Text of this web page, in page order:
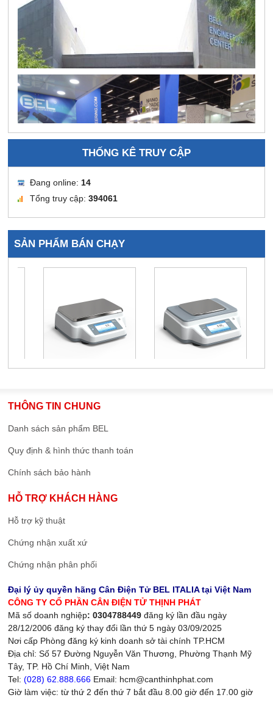
THỐNG KÊ TRUY CẬP
Đang online: 14
Tổng truy cập:394061
SẢN PHẨM BÁN CHẠY
THÔNG TIN CHUNG
Danh sách sản phẩm BEL
Quy định & hình thức thanh toán
Chính sách bảo hành
HỖ TRỢ KHÁCH HÀNG
Hỗ trợ kỹ thuật
Chứng nhận xuất xứ
Chứng nhận phân phối
Đại lý ủy quyền hãng Cân Điện Tử BEL ITALIA tại Việt Nam
CÔNG TY CỔ PHẦN CÂN ĐIỆN TỬ THỊNH PHÁT
Mã số doanh nghiệp: 0304788449 đăng ký lần đầu ngày
28/12/2006 đăng ký thay đổi lần thứ 5 ngày 03/09/2025
Nơi cấp Phòng đăng ký kinh doanh sở tài chính TP.HCM
Địa chỉ: Số 57 Đường Nguyễn Văn Thương, Phường Thạnh Mỹ
Tây, TP. Hồ Chí Minh, Việt Nam
Tel:(028) 62.888.666 Email: hcm@canthinhphat.com
Giờ làm việc: từ thứ 2 đến thứ 7 bắt đầu 8.00 giờ đến 17.00 giờ